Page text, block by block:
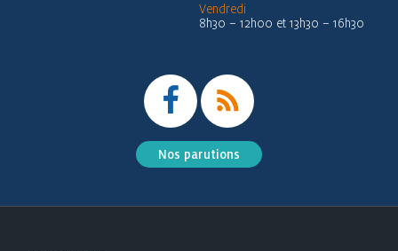
Vendredi
8h30 – 12h00 et 13h30 – 16h30
Nos parutions